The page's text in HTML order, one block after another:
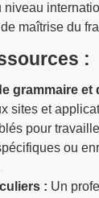
niveau
maîtrise du
:
grammaire et
sites et
pour
ou
: Un